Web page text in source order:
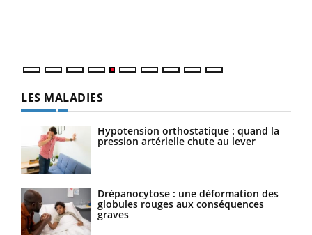
LES MALADIES
Hypotension orthostatique : quand la
pression artérielle chute au lever
Drépanocytose : une déformation des
globules rouges aux conséquences
graves